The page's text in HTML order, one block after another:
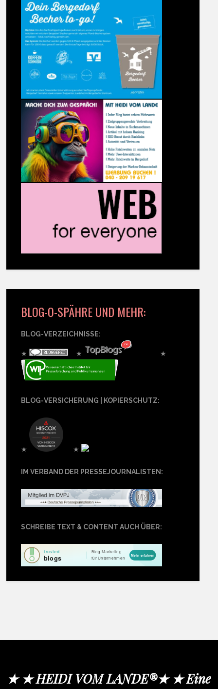
BLOG-O-SPÄHRE UND MEHR:
BLOG-VERZEICHNISSE:
★ ★ ★
BLOG-VERSICHERUNG | KOPIERSCHUTZ:
★ ★
IM VERBAND DER PRESSEJOURNALISTEN:
SCHREIBE TEXT & CONTENT AUCH ÜBER:
★ ★ HEIDI VOM LANDE®★ ★ Eine